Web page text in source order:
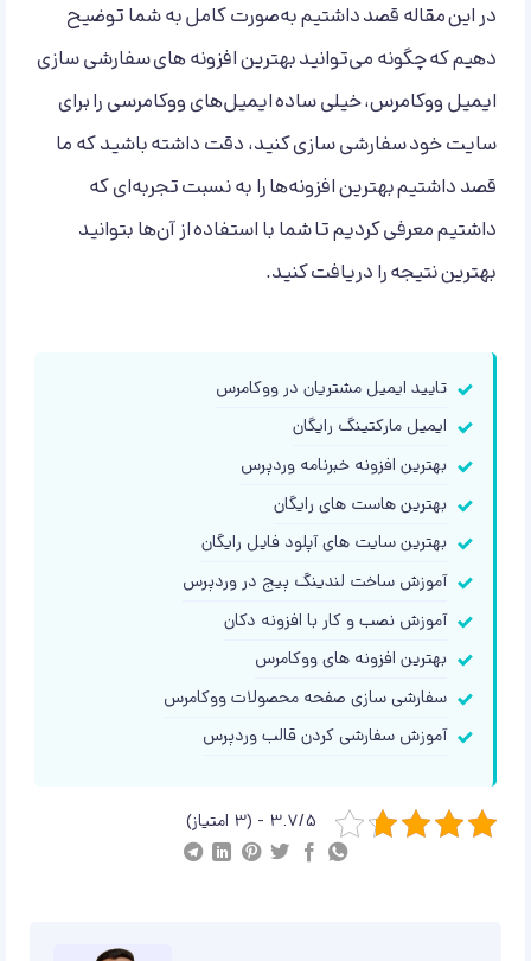
در این مقاله قصد داشتیم به‌صورت کامل به شما توضیح
دهیم که چگونه می‌توانید بهترین افزونه های سفارشی سازی
ایمیل ووکامرس، خیلی ساده ایمیل‌های ووکامرسی را برای
سایت خود سفارشی سازی کنید، دقت داشته باشید که ما
قصد داشتیم بهترین افزونه‌ها را به نسبت تجربه‌ای که
داشتیم معرفی کردیم تا شما با استفاده از آن‌ها بتوانید
بهترین نتیجه را دریافت کنید.
تایید ایمیل مشتریان در ووکامرس
ایمیل مارکتینگ رایگان
بهترین افزونه خبرنامه وردپرس
بهترین هاست های رایگان
بهترین سایت های آپلود فایل رایگان
آموزش ساخت لندینگ پیج در وردپرس
آموزش نصب و کار با افزونه دکان
بهترین افزونه های ووکامرس
سفارشی سازی صفحه محصولات ووکامرس
آموزش سفارشی کردن قالب وردپرس
3.7/5 - (3 امتیاز)